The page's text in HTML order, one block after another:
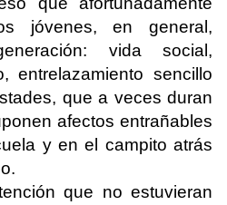
jóvenes, en general,
vida social,
entrelazamiento sencillo
que a veces duran
afectos entrañables
y en el campito atrás
que no estuvieran